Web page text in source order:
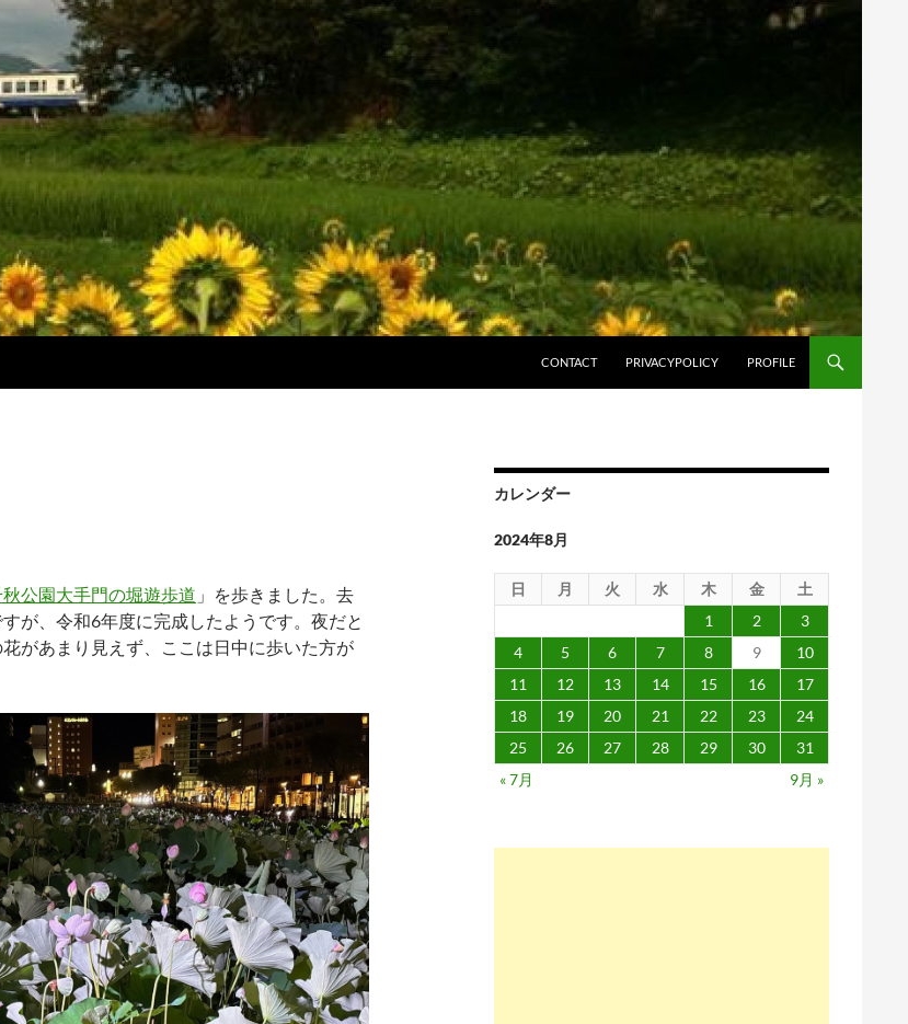
CONTACT
PRIVACYPOLICY PROFILE
公園大手門の堀遊歩道 」を歩きました。去
が、令和6年度に完成したようです。夜だと
があまり見えず、ここは日中に歩いた方が
カレンダー
2024年8月
日 月 火 水 木 金
土
1
2
3
4
5 6 7 8 9
10
11
12 13 14 15 16
17
18
19 20 21 22 23
24
25
26 27 28 29 30
31
« 7月
9月 »